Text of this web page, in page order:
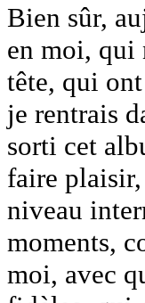
Bien sûr,
en moi, qui
tête, qui
je rentrais
sorti cet
faire plaisir,
niveau
moments,
moi, avec